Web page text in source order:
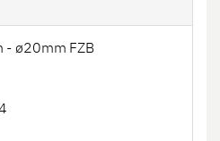
- ø20mm FZB